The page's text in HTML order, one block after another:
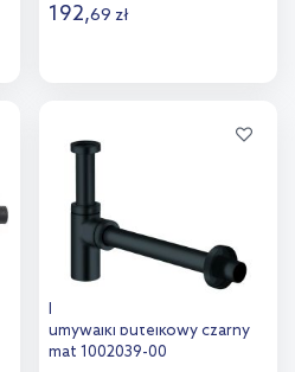
192,69 zł
Kludi Design syfon do
umywalki butelkowy czarny
mat 1002039-00